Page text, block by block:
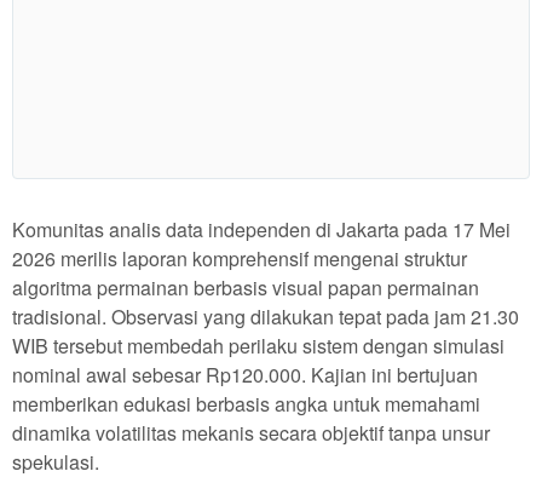
Show More
Komunitas analis data independen di Jakarta pada 17 Mei
2026 merilis laporan komprehensif mengenai struktur
algoritma permainan berbasis visual papan permainan
tradisional. Observasi yang dilakukan tepat pada jam 21.30
WIB tersebut membedah perilaku sistem dengan simulasi
nominal awal sebesar Rp120.000. Kajian ini bertujuan
memberikan edukasi berbasis angka untuk memahami
dinamika volatilitas mekanis secara objektif tanpa unsur
spekulasi.